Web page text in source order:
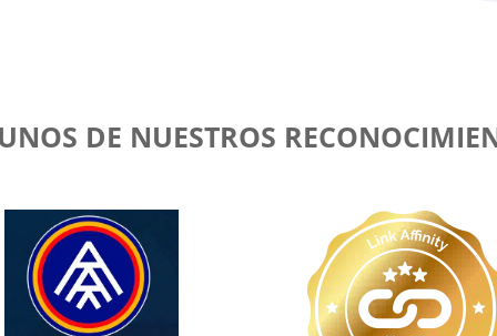
DE NUESTROS